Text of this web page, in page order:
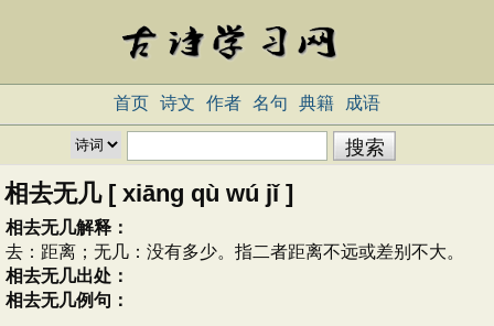
首页 诗文 作者 名句 典籍 成语
相去无几 [ xiāng qù wú jǐ ]
相去无几解释：
去：距离；无几：没有多少。指二者距离不远或差别不大。
相去无几出处：
相去无几例句：